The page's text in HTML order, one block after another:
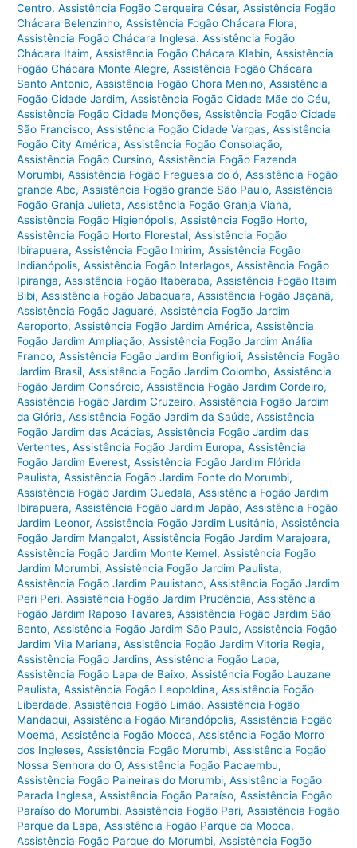
Centro. Assistência Fogão Cerqueira César,Assistência Fogão
Chácara Belenzinho,Assistência Fogão Chácara Flora,
Assistência Fogão Chácara Inglesa. Assistência Fogão
Chácara Itaim,Assistência Fogão Chácara Klabin,Assistência
Fogão Chácara Monte Alegre,Assistência Fogão Chácara
Santo Antonio,Assistência Fogão Chora Menino,Assistência
Fogão Cidade Jardim,Assistência Fogão Cidade Mãe do Céu,
Assistência Fogão Cidade Monções,Assistência Fogão Cidade
São Francisco,Assistência Fogão Cidade Vargas,Assistência
Fogão City América,Assistência Fogão Consolação,
Assistência Fogão Cursino,Assistência Fogão Fazenda
Morumbi,Assistência Fogão Freguesia do ó,Assistência Fogão
grande Abc,Assistência Fogão grande São Paulo,Assistência
Fogão Granja Julieta,Assistência Fogão Granja Viana,
Assistência Fogão Higienópolis,Assistência Fogão Horto,
Assistência Fogão Horto Florestal,Assistência Fogão
Ibirapuera,Assistência Fogão Imirim,Assistência Fogão
Indianópolis,Assistência Fogão Interlagos,Assistência Fogão
Ipiranga,Assistência Fogão Itaberaba,Assistência Fogão Itaim
Bibi,Assistência Fogão Jabaquara,Assistência Fogão Jaçanã,
Assistência Fogão Jaguaré,Assistência Fogão Jardim
Aeroporto,Assistência Fogão Jardim América,Assistência
Fogão Jardim Ampliação,Assistência Fogão Jardim Anália
Franco,Assistência Fogão Jardim Bonfiglioli,Assistência Fogão
Jardim Brasil,Assistência Fogão Jardim Colombo,Assistência
Fogão Jardim Consórcio,Assistência Fogão Jardim Cordeiro,
Assistência Fogão Jardim Cruzeiro,Assistência Fogão Jardim
da Glória,Assistência Fogão Jardim da Saúde,Assistência
Fogão Jardim das Acácias,Assistência Fogão Jardim das
Vertentes,Assistência Fogão Jardim Europa,Assistência
Fogão Jardim Everest,Assistência Fogão Jardim Flórida
Paulista,Assistência Fogão Jardim Fonte do Morumbi,
Assistência Fogão Jardim Guedala,Assistência Fogão Jardim
Ibirapuera,Assistência Fogão Jardim Japão,Assistência Fogão
Jardim Leonor,Assistência Fogão Jardim Lusitânia,Assistência
Fogão Jardim Mangalot,Assistência Fogão Jardim Marajoara,
Assistência Fogão Jardim Monte Kemel,Assistência Fogão
Jardim Morumbi,Assistência Fogão Jardim Paulista,
Assistência Fogão Jardim Paulistano,Assistência Fogão Jardim
Peri Peri,Assistência Fogão Jardim Prudência,Assistência
Fogão Jardim Raposo Tavares,Assistência Fogão Jardim São
Bento,Assistência Fogão Jardim São Paulo,Assistência Fogão
Jardim Vila Mariana,Assistência Fogão Jardim Vitoria Regia,
Assistência Fogão Jardins,Assistência Fogão Lapa,
Assistência Fogão Lapa de Baixo,Assistência Fogão Lauzane
Paulista,Assistência Fogão Leopoldina,Assistência Fogão
Liberdade,Assistência Fogão Limão,Assistência Fogão
Mandaqui,Assistência Fogão Mirandópolis,Assistência Fogão
Moema,Assistência Fogão Mooca,Assistência Fogão Morro
dos Ingleses,Assistência Fogão Morumbi,Assistência Fogão
Nossa Senhora do O,Assistência Fogão Pacaembu,
Assistência Fogão Paineiras do Morumbi,Assistência Fogão
Parada Inglesa,Assistência Fogão Paraíso,Assistência Fogão
Paraíso do Morumbi,Assistência Fogão Pari,Assistência Fogão
Parque da Lapa,Assistência Fogão Parque da Mooca,
Assistência Fogão Parque do Morumbi,Assistência Fogão